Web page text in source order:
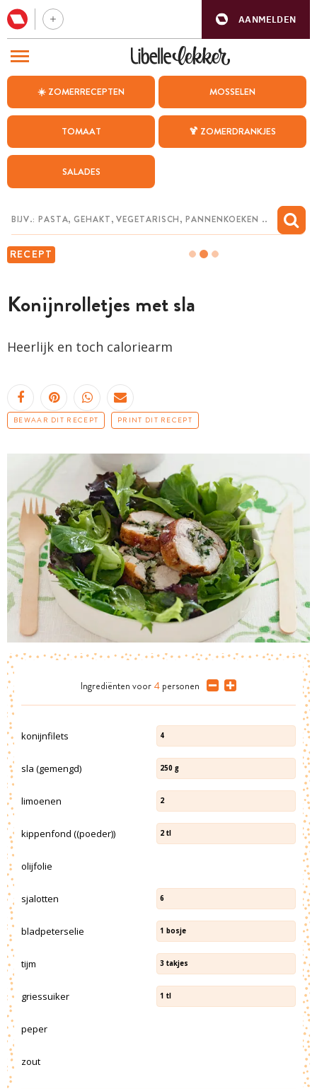
AANMELDEN
☀️ ZOMERRECEPTEN MOSSELEN
TOMAAT 🍹 ZOMERDRANKJES
SALADES
RECEPT
Konijnrolletjes met sla
Heerlijk en toch caloriearm
BEWAAR DIT RECEPT PRINT DIT RECEPT
Ingrediënten voor 4 personen
konijnfilets 4
sla (gemengd) 250 g
limoenen 2
kippenfond ((poeder)) 2 tl
olijfolie
sjalotten 6
bladpeterselie 1 bosje
tijm 3 takjes
griessuiker 1 tl
peper
zout
BEZOEK ONZE ANDERE WEBSITES
WEEKMENU
CHAT MET MAIA
MIJN BEWAARDE RECEPTEN